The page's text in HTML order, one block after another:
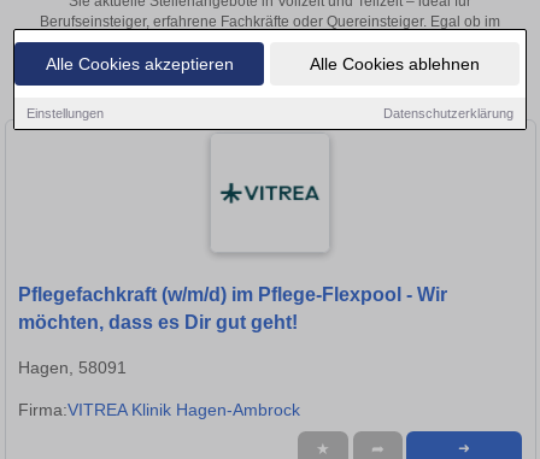
Alle Cookies akzeptieren Alle Cookies ablehnen
Einstellungen Datenschutzerklärung
Berufseinsteiger, erfahrene Fachkräfte oder Quereinsteiger. Egal ob im
Büro, vor Ort oder remote: Entdecken Sie jetzt neue Chancen in Ihrer
Region und bewerben Sie sich direkt auf passende Pflegefachkraft-
Stellen in Lüdenscheid!
Pflegefachkraft (w/m/d) im Pflege-Flexpool - Wir
möchten, dass es Dir gut geht!
Hagen, 58091
Firma:VITREA Klinik Hagen-Ambrock
★ ➦ ➜